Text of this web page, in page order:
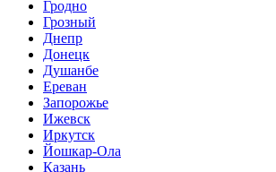
Гродно
Грозный
Днепр
Донецк
Душанбе
Ереван
Запорожье
Ижевск
Иркутск
Йошкар-Ола
Казань